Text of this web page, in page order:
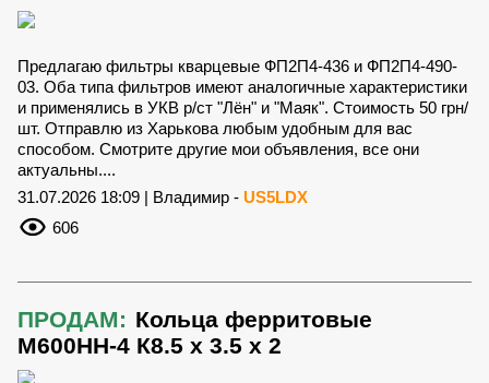
Предлагаю фильтры кварцевые ФП2П4-436 и ФП2П4-490-
03. Оба типа фильтров имеют аналогичные характеристики
и применялись в УКВ р/ст "Лён" и "Маяк". Стоимость 50 грн/
шт. Отправлю из Харькова любым удобным для вас
способом. Смотрите другие мои объявления, все они
актуальны....
31.07.2026 18:09 | Владимир - US5LDX
606
ПРОДАМ: Кольца ферритовые
М600НН-4 К8.5 х 3.5 х 2